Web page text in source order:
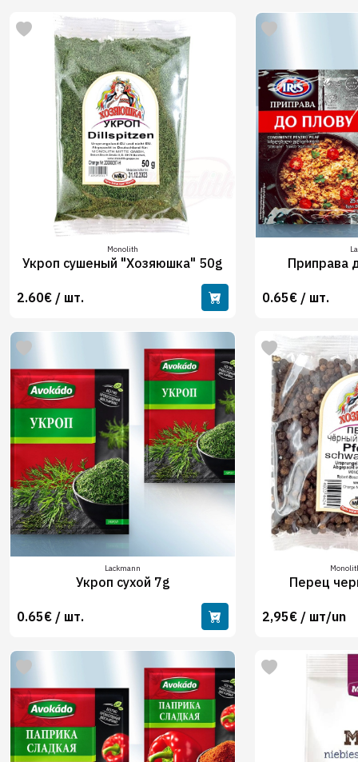
Monolith
Укроп сушеный "Хозяюшка" 50g
2.60€ / шт.
Приправа
0.65€ / шт.
Lackmann
Укроп сухой 7g
0.65€ / шт.
Перец
2,95€ / шт/un